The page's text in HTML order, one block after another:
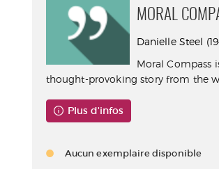
MORAL
Danielle Steel
Moral Compass
thought-provoking story from the
Plus d'infos
Aucun exemplaire disponible